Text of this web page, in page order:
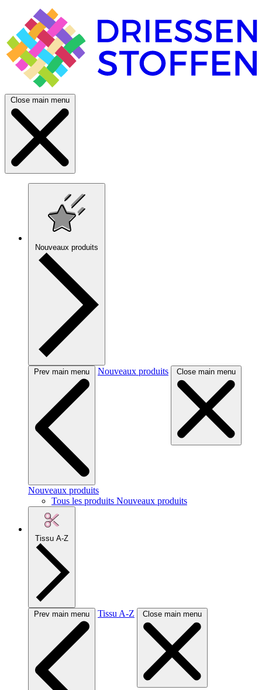
Close main menu
Nouveaux produits
Prev main menu Nouveaux produits Close main menu
Nouveaux produits
Tous les produits Nouveaux produits
Tissu A-Z
Prev main menu Tissu A-Z Close main menu